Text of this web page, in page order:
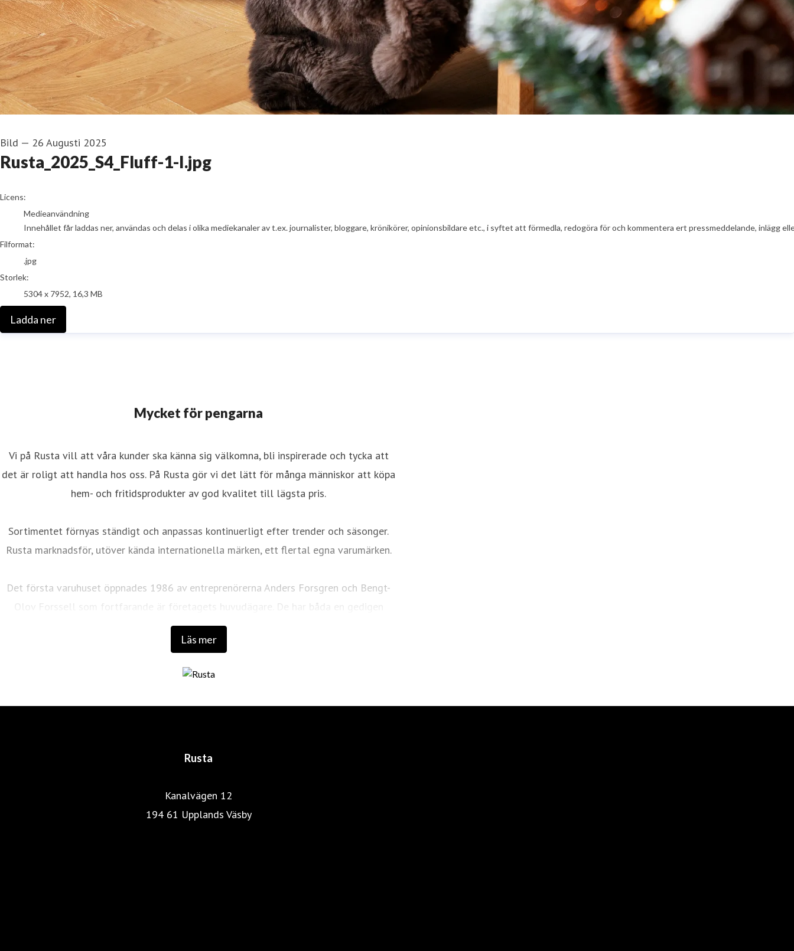
Bild — 26 Augusti 2025
Rusta_2025_S4_Fluff-1-I.jpg
go to media item
Licens:
Medieanvändning
Innehållet får laddas ner, användas och delas i olika mediekanaler av t.ex. journalister, bloggare, krönikörer, opinionsbildare etc., i syftet att förmedla, redogöra för och kommentera ert pressmeddelande,
Filformat:
.jpg
Storlek:
5304 x 7952, 16,3 MB
Ladda ner
Mycket för pengarna
Läs mer
Vi på Rusta vill att våra kunder ska känna sig välkomna, bli inspirerade och tycka att
det är roligt att handla hos oss. På Rusta gör vi det lätt för många människor att köpa
hem- och fritidsprodukter av god kvalitet till lägsta pris.
Sortimentet förnyas ständigt och anpassas kontinuerligt efter trender och säsonger.
Rusta marknadsför, utöver kända internationella märken, ett flertal egna varumärken.
Det första varuhuset öppnades 1986 av entreprenörerna Anders Forsgren och Bengt-
Olov Forssell som fortfarande är företagets huvudägare. De har båda en gedigen
utbildning och bakgrund inom distribution, marknadsföring och detaljhandel. En
lyckosam kombination som skapat det som idag är Rusta.
Rusta
Kanalvägen 12
194 61 Upplands Väsby